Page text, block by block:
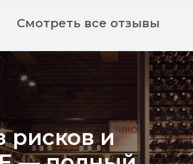
Смотреть все отзывы
рисков и